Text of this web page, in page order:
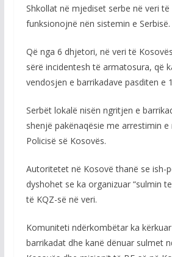
Shkollat në mjediset serbe në veri të
funksionojnë nën sistemin e Serbisë.
Që nga 6 dhjetori, në veri të
sërë incidentesh të armatosura, që
vendosjen e barrikadave pasditen e
Serbët lokalë nisën ngritjen e
shenjë pakënaqësie me arrestimin
Policisë së Kosovës.
Autoritetet në Kosovë thanë se ish-
dyshohet se ka organizuar “sulmin
të KQZ-së në veri.
Komuniteti ndërkombëtar ka
barrikadat dhe kanë dënuar sulmet